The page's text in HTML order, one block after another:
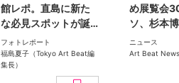
館レポ。直島に新た
な必見スポットが誕
生！集落に佇む安藤
忠雄建築でアート作
品を楽しむ。行き
フォトレポート
福島夏子（Tokyo Art Beat編
集長）
め展覧会
ソ、杉本
真子、モ
【2026年
ニュース
Art Beat News